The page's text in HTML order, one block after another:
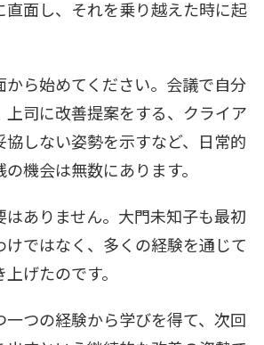
直面し、それを乗り越えた時に起
から始めてください。会議で自分
上司に改善提案をする、クライア
協しない姿勢を示すなど、日常的
機会は無数にあります。
はありません。大門未知子も最初
けではなく、多くの経験を通じて
げたのです。
つの経験から学びを得て、次回